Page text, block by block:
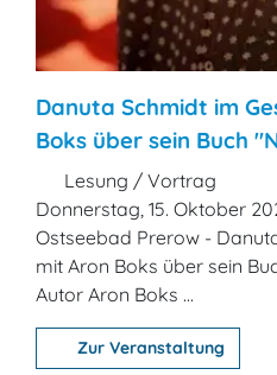
Danuta Schmidt im
Boks über sein Buch
Lesung / Vortrag
Donnerstag, 15. Oktober
Ostseebad Prerow -
mit Aron Boks über sein
Autor Aron Boks ...
Zur Veranstaltung